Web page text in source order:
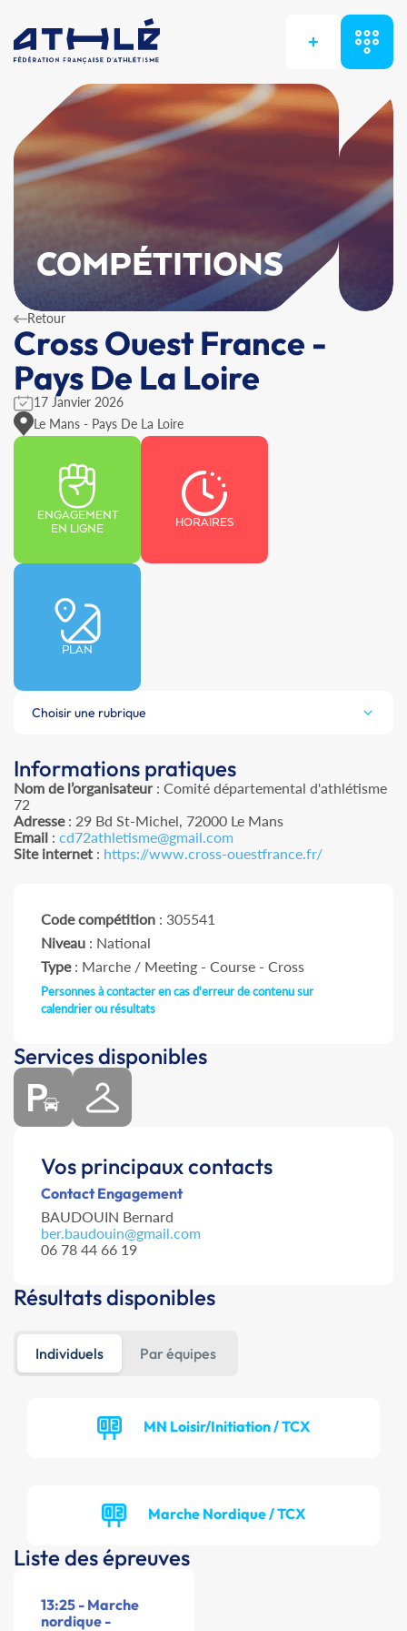
+
COMPÉTITIONS
Retour
Cross Ouest France -
Pays De La Loire
17 Janvier 2026
Le Mans - Pays De La Loire
ENGAGEMENT
EN LIGNE
HORAIRES
PLAN
Choisir une rubrique
Informations pratiques
Nom de l’organisateur: Comité départemental d'athlétisme
72
Adresse: 29 Bd St-Michel, 72000 Le Mans
Email : cd72athletisme@gmail.com
Site internet : https://www.cross-ouestfrance.fr/
Code compétition : 305541
Niveau : National
Type: Marche / Meeting - Course - Cross
Personnes à contacter en cas d'erreur de contenu sur
calendrier ou résultats
Services disponibles
Vos principaux contacts
Contact Engagement
BAUDOUIN Bernard
ber.baudouin@gmail.com
06 78 44 66 19
Résultats disponibles
Individuels Par équipes
MN Loisir/Initiation / TCX
Marche Nordique / TCX
Liste des épreuves
13:25 - Marche
nordique -